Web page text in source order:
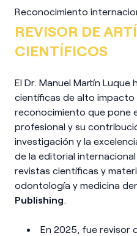
Reconocimiento
REVISOR DE
CIENTÍFICOS
El Dr. Manuel Martín
científicas de alto impacto
reconocimiento que pone
profesional y su
investigación y la
de la editorial
revistas científicas y
odontología y medicina
Publishing.
En 2025, fue revisor